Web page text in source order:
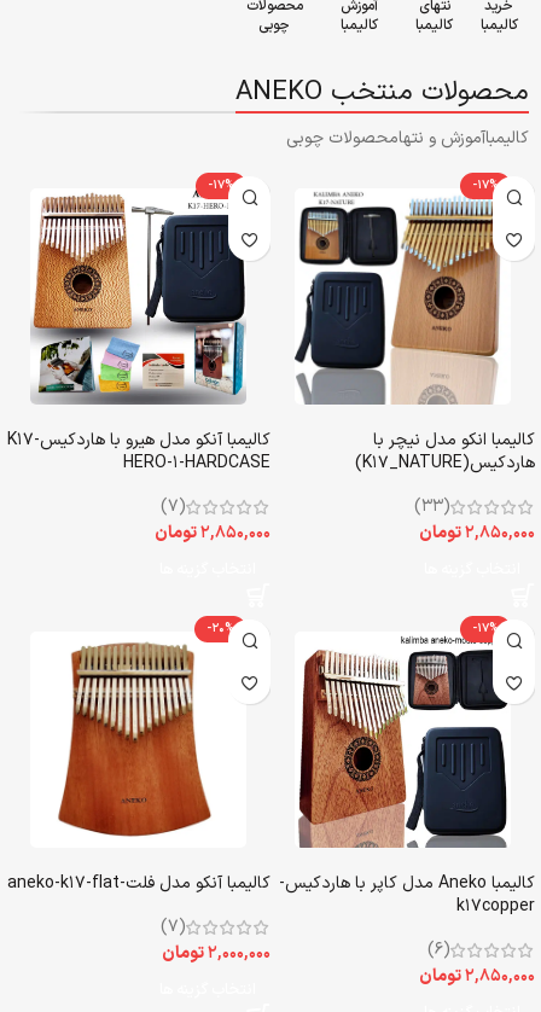
خرید
کالیمبا
نتهای
کالیمبا
آموزش
کالیمبا
محصولات
چوبی
محصولات منتخب ANEKO
کالیمباآموزش و نتهامحصولات چوبی
-17%
کالیمبا انکو مدل نیچر با
هاردکیس(K17_NATURE)
(33)
۲,۸۵۰,۰۰۰تومان
-17%
کالیمبا آنکو مدل هیرو با هاردکیسK17-
HERO-1-HARDCASE
(7)
۲,۸۵۰,۰۰۰تومان
-17%
کالیمبا Aneko مدل کاپر با هاردکیس-
k17copper
(6)
۲,۸۵۰,۰۰۰تومان
-20%
کالیمبا آنکو مدل فلت-aneko-k17-flat
(7)
۲,۰۰۰,۰۰۰تومان